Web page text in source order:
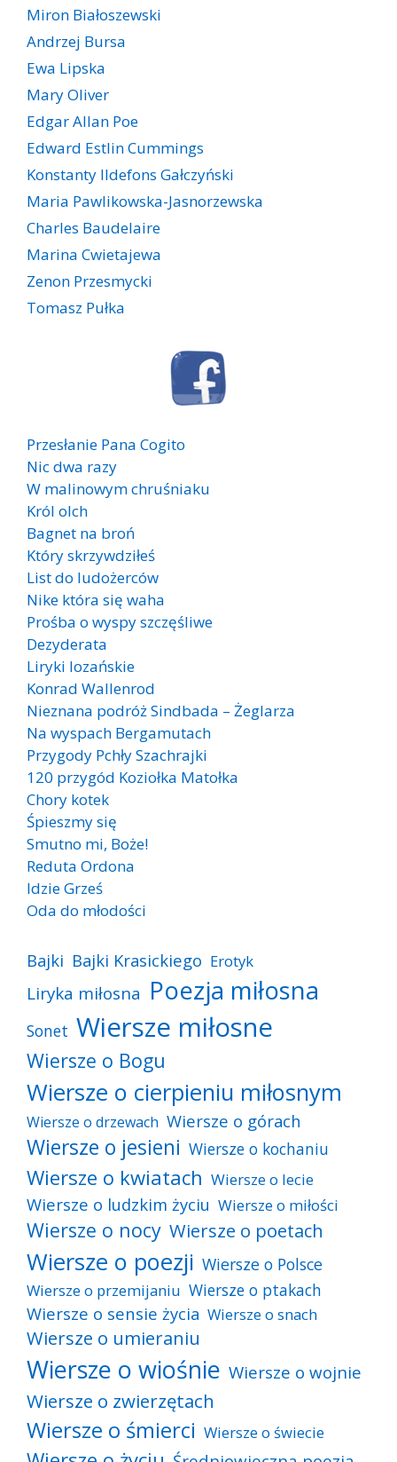
Miron Białoszewski
Andrzej Bursa
Ewa Lipska
Mary Oliver
Edgar Allan Poe
Edward Estlin Cummings
Konstanty Ildefons Gałczyński
Maria Pawlikowska-Jasnorzewska
Charles Baudelaire
Marina Cwietajewa
Zenon Przesmycki
Tomasz Pułka
Przesłanie Pana Cogito
Nic dwa razy
W malinowym chruśniaku
Król olch
Bagnet na broń
Który skrzywdziłeś
List do ludożerców
Nike która się waha
Prośba o wyspy szczęśliwe
Dezyderata
Liryki lozańskie
Konrad Wallenrod
Nieznana podróż Sindbada – Żeglarza
Na wyspach Bergamutach
Przygody Pchły Szachrajki
120 przygód Koziołka Matołka
Chory kotek
Śpieszmy się
Smutno mi, Boże!
Reduta Ordona
Idzie Grześ
Oda do młodości
Bajki Bajki Krasickiego Erotyk
Liryka miłosna Poezja miłosna
Sonet Wiersze miłosne
Wiersze o Bogu
Wiersze o cierpieniu miłosnym
Wiersze o drzewach Wiersze o górach
Wiersze o jesieni Wiersze o kochaniu
Wiersze o kwiatach Wiersze o lecie
Wiersze o ludzkim życiu Wiersze o miłości
Wiersze o nocy Wiersze o poetach
Wiersze o poezji Wiersze o Polsce
Wiersze o przemijaniu Wiersze o ptakach
Wiersze o sensie życia Wiersze o snach
Wiersze o umieraniu
Wiersze o wiośnie Wiersze o wojnie
Wiersze o zwierzętach
Wiersze o śmierci Wiersze o świecie